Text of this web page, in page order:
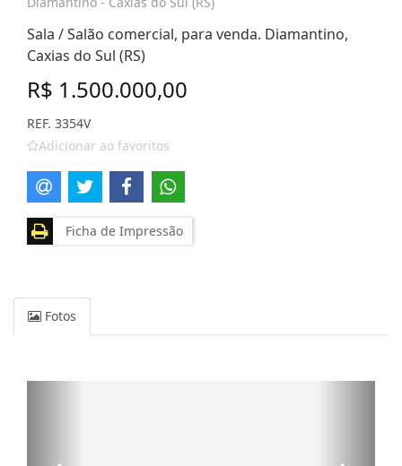
Sala / Salão comercial, para venda. Diamantino,
Caxias do Sul (RS)
R$ 1.500.000,00
REF. 3354V
Adicionar ao favoritos
Ficha de Impressão
Fotos